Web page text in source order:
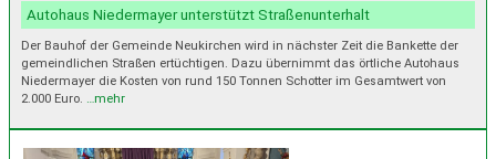
Autohaus Niedermayer unterstützt Straßenunterhalt
Der Bauhof der Gemeinde Neukirchen wird in nächster Zeit die Bankette der
gemeindlichen Straßen ertüchtigen. Dazu übernimmt das örtliche Autohaus
Niedermayer die Kosten von rund 150 Tonnen Schotter im Gesamtwert von
2.000 Euro. …mehr